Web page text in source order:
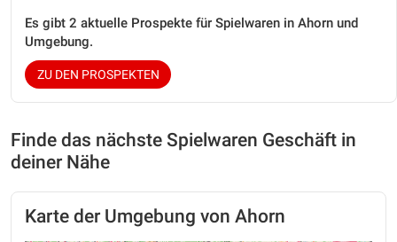
Es gibt 2 aktuelle Prospekte für Spielwaren in Ahorn und
Umgebung.
ZU DEN PROSPEKTEN
Finde das nächste Spielwaren Geschäft in
deiner Nähe
Karte der Umgebung von Ahorn